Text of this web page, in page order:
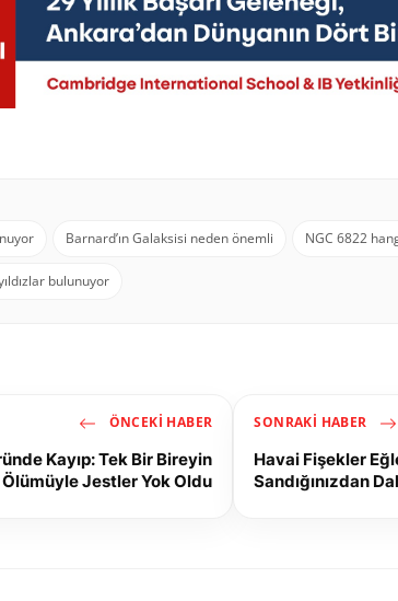
Barnard’ın Galaksisi neden önemli NGC 6822
bulunuyor
ÖNCEKI HABER
Kayıp: Tek Bir Bireyin
Ölümüyle Jestler Yok Oldu
SONRAKI HABER
Havai Fişekler
Sandığınızdan